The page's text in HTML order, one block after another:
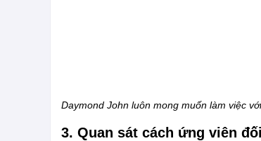
Daymond John luôn mong muốn làm việc
3. Quan sát cách ứng viên